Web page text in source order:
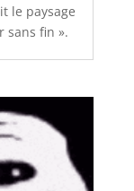
le paysage
sans fin ».